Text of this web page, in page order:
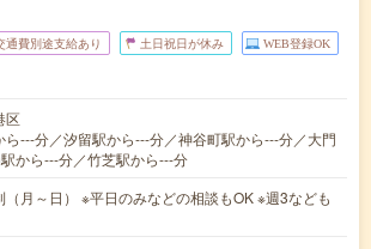
通費別途支給あり 土日祝日が休み WEB登録OK
区
ら---分／汐留駅から---分／神谷町駅から---分／大門
から---分／竹芝駅から---分
（月～日） ※平日のみなどの相談もOK ※週3なども